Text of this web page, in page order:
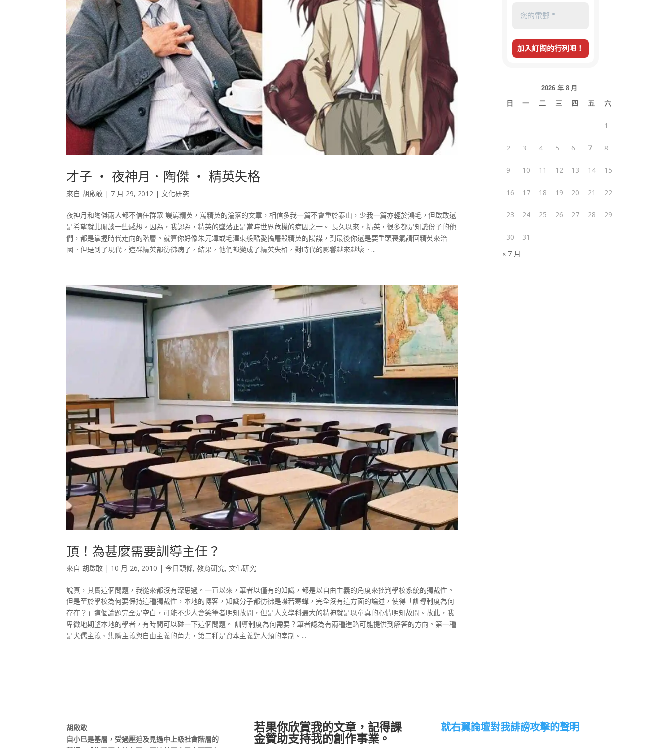
才子 ‧ 夜神月．陶傑 ‧ 精英失格
來自胡啟敢 | 7 月 29, 2012 |文化研究
夜神月和陶傑兩人都不信任群眾 謾罵精英，罵精英的淪落的文章，相信多我一篇不會重於泰山，少我一篇亦輕於鴻毛，但啟敢還
是希望就此閒談一些感想。因為，我認為，精英的墜落正是當時世界危機的病因之一。 長久以來，精英，很多都是知識份子的他
們，都是掌握時代走向的階層。就算你好像朱元墇或毛澤東般酷愛搞屠殺精英的陽謀，到最後你還是要垂頭喪氣請回精英來治
國。但是到了現代，這群精英都彷彿病了，結果，他們都變成了精英失格，對時代的影響越來越壞。...
頂！為甚麼需要訓導主任？
來自胡啟敢 | 10 月 26, 2010 |今日頭條,教育研究,文化研究
說真，其實這個問題，我從來都沒有深思過。一直以來，筆者以僅有的知識，都是以自由主義的角度來批判學校系統的獨裁性。
但是至於學校為何要保持這種獨裁性，本地的博客，知識分子都彷彿是噤若寒蟬，完全沒有這方面的論述，使得「訓導制度為何
存在？」這個論題完全是空白，可能不少人會笑筆者明知故問，但是人文學科最大的精神就是以童真的心情明知故問。故此，我
卑微地期望本地的學者，有時間可以碰一下這個問題。 訓導制度為何需要？筆者認為有兩種進路可能提供到解答的方向。第一種
是犬儒主義、集體主義與自由主義的角力，第二種是資本主義對人類的宰制。...
2026 年 8 月
日 一 二 三 四 五 六
1
2 3 4 5 6 7 8
9 10 11 12 13 14 15
16 17 18 19 20 21 22
23 24 25 26 27 28 29
30
31
« 7 月
胡啟敢
自小已是基層，受過壓迫及見過中上級社會階層的
若果你欣賞我的文章，記得課
金贊助支持我的創作事業。
就右翼論壇對我誹謗攻擊的聲明